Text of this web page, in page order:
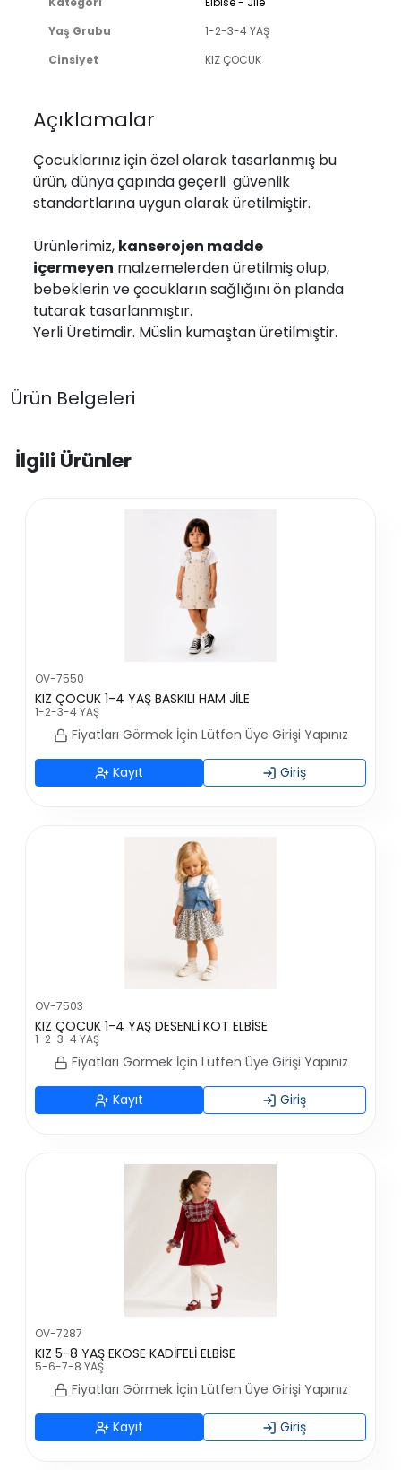
Yaş Grubu
1-2-3-4 YAŞ
Cinsiyet
KIZ ÇOCUK
Açıklamalar
Çocuklarınız için özel olarak tasarlanmış bu
ürün, dünya çapında geçerli güvenlik
standartlarına uygun olarak üretilmiştir.
Ürünlerimiz, kanserojen madde
içermeyen malzemelerden üretilmiş olup,
bebeklerin ve çocukların sağlığını ön planda
tutarak tasarlanmıştır.
Yerli Üretimdir. Müslin kumaştan üretilmiştir.
Ürün Belgeleri
İlgili Ürünler
OV-7550
KIZ ÇOCUK 1-4 YAŞ BASKILI HAM JİLE
1-2-3-4 YAŞ
Fiyatları Görmek İçin Lütfen Üye Girişi Yapınız
Kayıt Giriş
OV-7503
KIZ ÇOCUK 1-4 YAŞ DESENLİ KOT ELBİSE
1-2-3-4 YAŞ
Fiyatları Görmek İçin Lütfen Üye Girişi Yapınız
Kayıt Giriş
OV-7287
KIZ 5-8 YAŞ EKOSE KADİFELİ ELBİSE
5-6-7-8 YAŞ
Fiyatları Görmek İçin Lütfen Üye Girişi Yapınız
Kayıt Giriş